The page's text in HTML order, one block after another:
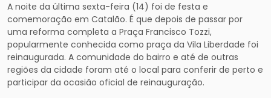
A noite da última sexta-feira (14) foi de festa e
comemoração em Catalão. É que depois de passar por
uma reforma completa a Praça Francisco Tozzi,
popularmente conhecida como praça da Vila Liberdade foi
reinaugurada. A comunidade do bairro e até de outras
regiões da cidade foram até o local para conferir de perto e
participar da ocasião oficial de reinauguração.